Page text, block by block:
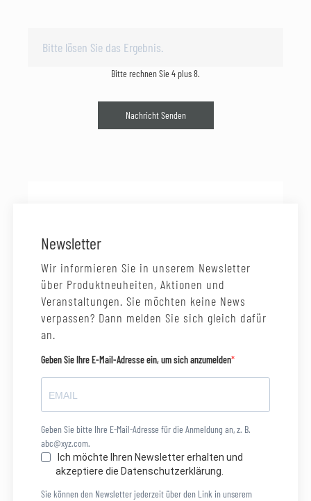
Bitte rechnen Sie 4 plus 8.
Nachricht Senden
Newsletter
Wir informieren Sie in unserem Newsletter
über Produktneuheiten, Aktionen und
Veranstaltungen. Sie möchten keine News
verpassen? Dann melden Sie sich gleich dafür
an.
Geben Sie Ihre E-Mail-Adresse ein, um sich anzumelden
Geben Sie bitte Ihre E-Mail-Adresse für die Anmeldung an, z. B.
abc@xyz.com.
Ich möchte Ihren Newsletter erhalten und
akzeptiere die Datenschutzerklärung.
Sie können den Newsletter jederzeit über den Link in unserem